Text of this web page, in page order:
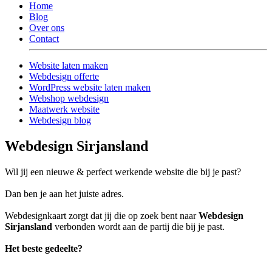
Home
Blog
Over ons
Contact
Website laten maken
Webdesign offerte
WordPress website laten maken
Webshop webdesign
Maatwerk website
Webdesign blog
Webdesign Sirjansland
Wil jij een nieuwe & perfect werkende website die bij je past?
Dan ben je aan het juiste adres.
Webdesignkaart zorgt dat jij die op zoek bent naarWebdesign
Sirjansland verbonden wordt aan de partij die bij je past.
Het beste gedeelte?